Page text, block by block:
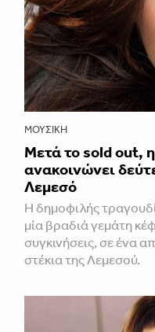
ΜΟΥΣΙΚΉ
Μετά το sold out,
ανακοινώνει
Λεμεσό
H δημοφιλής
μία βραδιά γεμάτη
συγκινήσεις, σε ένα
στέκια της Λεμεσού.